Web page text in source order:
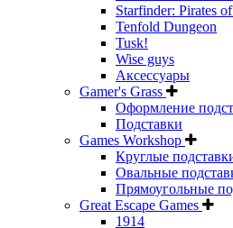
Starfinder: Pirates
Tenfold Dungeon
Tusk!
Wise guys
Аксессуары
Gamer's Grass
Оформление
Подставки
Games Workshop
Круглые
Овальные
Прямоугольные
Great Escape Games
1914